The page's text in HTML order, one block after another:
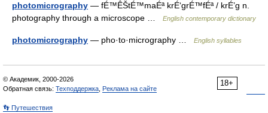
photomicrography — fÉ™ÊŠtÉ™maÉª krÉ‘grÉ™fÉª / krÉ’g n.
photography through a microscope …
English contemporary dictionary
photomicrography — pho·to·micrography … English syllables
18+
© Академик, 2000-2026
Обратная связь: Техподдержка Реклама на сайте
👣 Путешествия